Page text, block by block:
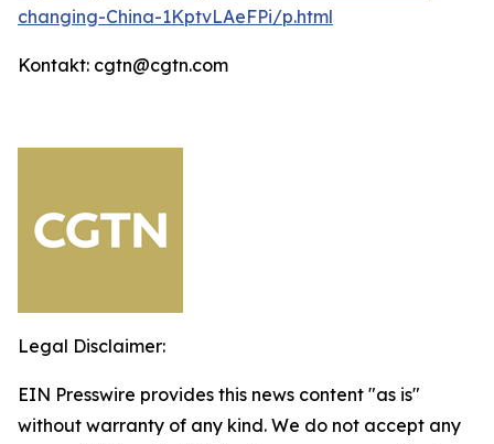
changing-China-1KptvLAeFPi/p.html
Kontakt: cgtn@cgtn.com
Legal Disclaimer:
EIN Presswire provides this news content "as is"
without warranty of any kind. We do not accept any